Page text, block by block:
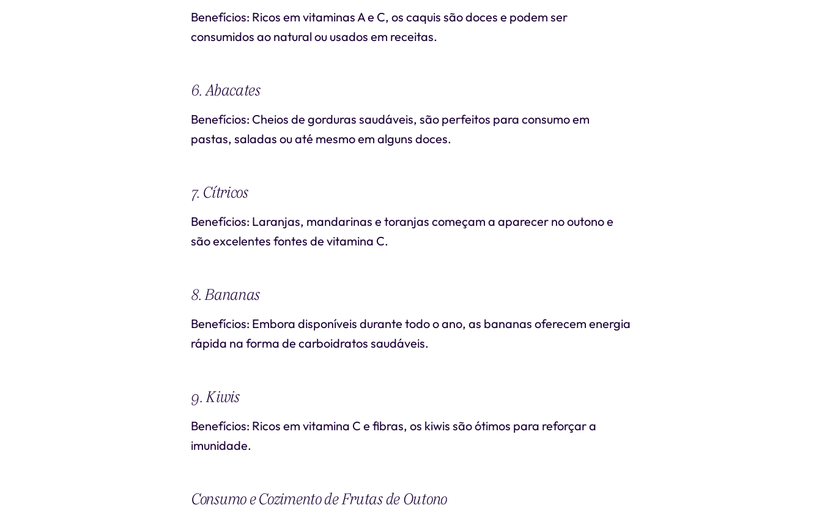
Benefícios: Ricos em vitaminas A e C, os caquis são doces e podem ser
consumidos ao natural ou usados em receitas.
6. Abacates
Benefícios: Cheios de gorduras saudáveis, são perfeitos para consumo em
pastas, saladas ou até mesmo em alguns doces.
7. Cítricos
Benefícios: Laranjas, mandarinas e toranjas começam a aparecer no outono e
são excelentes fontes de vitamina C.
8. Bananas
Benefícios: Embora disponíveis durante todo o ano, as bananas oferecem energia
rápida na forma de carboidratos saudáveis.
9. Kiwis
Benefícios: Ricos em vitamina C e fibras, os kiwis são ótimos para reforçar a
imunidade.
Consumo e Cozimento de Frutas de Outono